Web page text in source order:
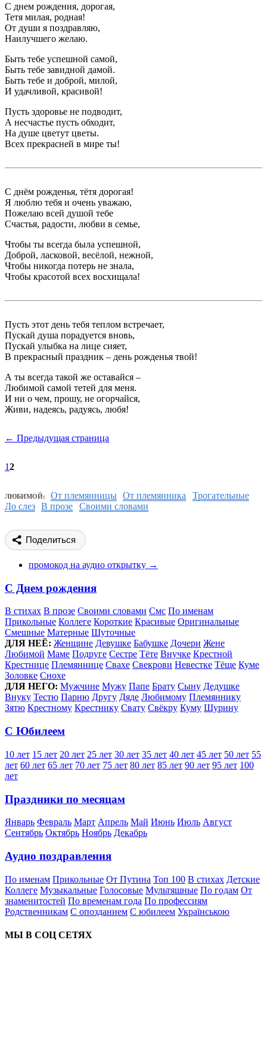
С днем рождения, дорогая,
Тетя милая, родная!
От души я поздравляю,
Наилучшего желаю.
Быть тебе успешной самой,
Быть тебе завидной дамой.
Быть тебе и доброй, милой,
И удачливой, красивой!
Пусть здоровье не подводит,
А несчастье пусть обходит,
На душе цветут цветы.
Всех прекрасней в мире ты!
С днём рожденья, тётя дорогая!
Я люблю тебя и очень уважаю,
Пожелаю всей душой тебе
Счастья, радости, любви в семье,
Чтобы ты всегда была успешной,
Доброй, ласковой, весёлой, нежной,
Чтобы никогда потерь не знала,
Чтобы красотой всех восхищала!
Пусть этот день тебя теплом встречает,
Пускай душа порадуется вновь,
Пускай улыбка на лице сияет,
В прекрасный праздник – день рожденья твой!
А ты всегда такой же оставайся –
Любимой самой тетей для меня.
И ни о чем, прошу, не огорчайся,
Живи, надеясь, радуясь, любя!
← Предыдущая страница
12
ЛЮБИМОЙ: От племянницы От племянника
Трогательные
До слез
В прозе Своими словами
Поделиться
промокод на аудио открытку →
С Днем рождения
В стихах В прозе Своими словами Смс По именам
Прикольные Коллеге Короткие Красивые Оригинальные
Смешные Матерные Шуточные
ДЛЯ НЕЁ: Женщине Девушке Бабушке Дочери Жене
Любимой Маме Подруге Сестре Тёте Внучке Крестной
Крестнице Племяннице Свахе Свекрови Невестке Тёще Куме
Золовке Снохе
ДЛЯ НЕГО: Мужчине Мужу Папе Брату Сыну Дедушке
Внуку Тестю Парню Другу Дяде Любимому Племяннику
Зятю Крестному Крестнику Свату Свёкру Куму Шурину
С Юбилеем
10 лет 15 лет 20 лет 25 лет 30 лет 35 лет 40 лет 45 лет 50 лет 55
лет 60 лет 65 лет 70 лет 75 лет 80 лет 85 лет 90 лет 95 лет 100
лет
Праздники по месяцам
Январь Февраль Март Апрель Май Июнь Июль Август
Сентябрь Октябрь Ноябрь Декабрь
Аудио поздравления
По именам Прикольные От Путина Топ 100 В стихах Детские
Коллеге Музыкальные Голосовые Мультяшные По годам От
знаменитостей По временам года По профессиям
Родственникам С опозданием С юбилеем Українською
МЫ В СОЦ СЕТЯХ